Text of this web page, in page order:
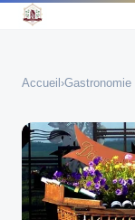
Accueil ›Gastronomie